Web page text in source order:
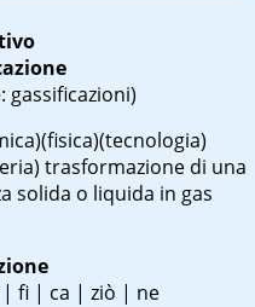
gassificazioni)
trasformazione di una
solida o liquida in gas
| fi | ca | ziò | ne